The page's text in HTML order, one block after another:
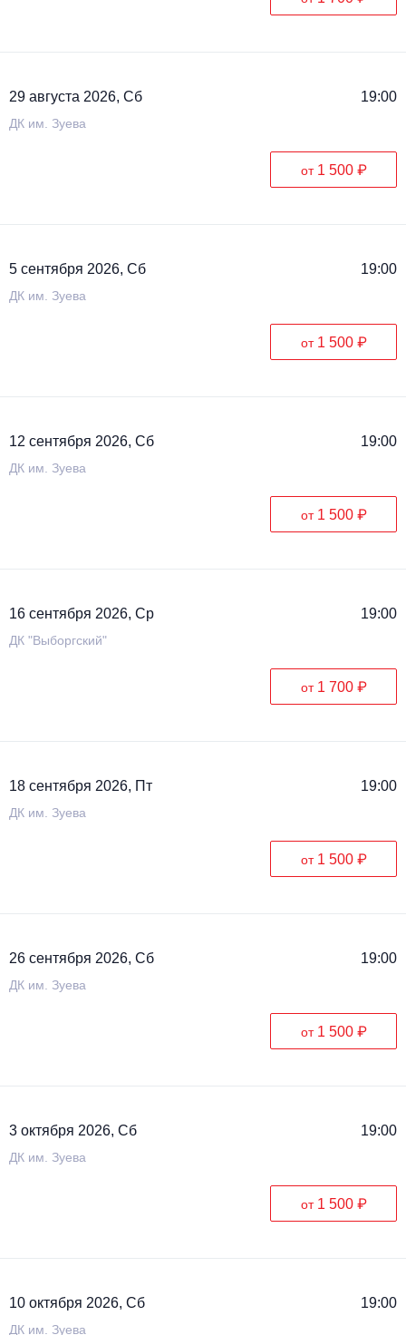
29 августа 2026, Сб 19:00
ДК им. Зуева
от 1 500 ₽
5 сентября 2026, Сб 19:00
ДК им. Зуева
от 1 500 ₽
12 сентября 2026, Сб 19:00
ДК им. Зуева
от 1 500 ₽
16 сентября 2026, Ср 19:00
ДК "Выборгский"
от 1 700 ₽
18 сентября 2026, Пт 19:00
ДК им. Зуева
от 1 500 ₽
26 сентября 2026, Сб 19:00
ДК им. Зуева
от 1 500 ₽
3 октября 2026, Сб 19:00
ДК им. Зуева
от 1 500 ₽
10 октября 2026, Сб 19:00
ДК им. Зуева